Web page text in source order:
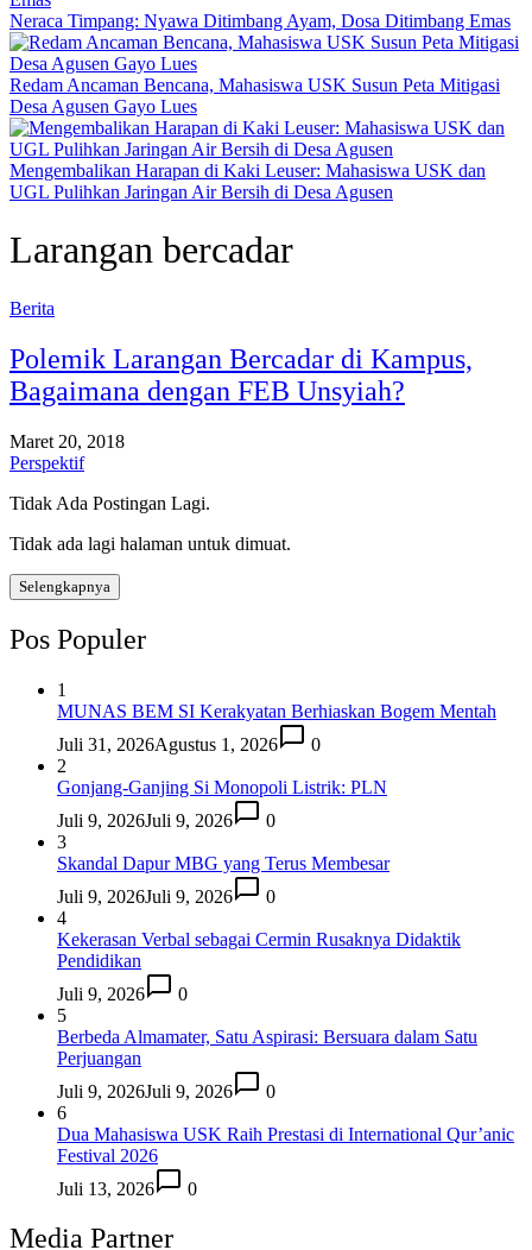
Neraca Timpang: Nyawa Ditimbang Ayam, Dosa Ditimbang Emas
Redam Ancaman Bencana, Mahasiswa USK Susun Peta Mitigasi
Desa Agusen Gayo Lues
Mengembalikan Harapan di Kaki Leuser: Mahasiswa USK dan
UGL Pulihkan Jaringan Air Bersih di Desa Agusen
Larangan bercadar
Berita
Polemik Larangan Bercadar di Kampus,
Bagaimana dengan FEB Unsyiah?
Maret 20, 2018
Perspektif
Tidak Ada Postingan Lagi.
Tidak ada lagi halaman untuk dimuat.
Selengkapnya
Pos Populer
1
MUNAS BEM SI Kerakyatan Berhiaskan Bogem Mentah
Juli 31, 2026Agustus 1, 2026
0
2
Gonjang-Ganjing Si Monopoli Listrik: PLN
Juli 9, 2026Juli 9, 2026
0
3
Skandal Dapur MBG yang Terus Membesar
Juli 9, 2026Juli 9, 2026
0
4
Kekerasan Verbal sebagai Cermin Rusaknya Didaktik
Pendidikan
Juli 9, 2026
0
5
Berbeda Almamater, Satu Aspirasi: Bersuara dalam Satu
Perjuangan
Juli 9, 2026Juli 9, 2026
0
6
Dua Mahasiswa USK Raih Prestasi di International Qur’anic
Festival 2026
Juli 13, 2026
0
Media Partner